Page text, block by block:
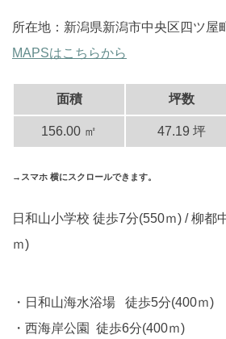
所在地：新潟県新潟市中央区四ツ屋
MAPSはこちらから
面積 坪数
156.00 ㎡ 47.19 坪
→スマホ 横にスクロールできます。
日和山小学校 徒歩7分(550ｍ) / 柳都
ｍ)
日和山海水浴場 徒歩5分(400ｍ)
西海岸公園 徒歩6分(400ｍ)